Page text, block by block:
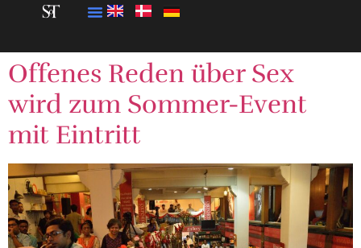
Offenes Reden über Sex
wird zum Sommer-Event
mit Eintritt